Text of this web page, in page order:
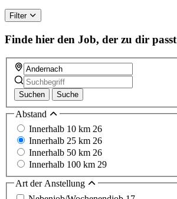
Filter
Finde hier den Job, der zu dir passt
Suchen Suche
Abstand
Innerhalb 10 km 26
Innerhalb 25 km 26
Innerhalb 50 km 26
Innerhalb 100 km 29
Art der Anstellung